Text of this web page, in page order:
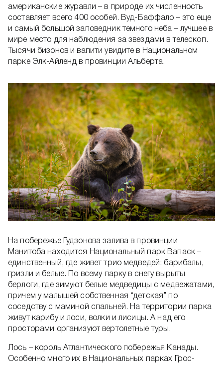
американские журавли – в природе их численность
составляет всего 400 особей. Вуд-Баффало – это еще
и самый большой заповедник темного неба – лучшее в
мире место для наблюдения за звездами в телескоп.
Тысячи бизонов и вапити увидите в Национальном
парке Элк-Айленд в провинции Альберта.
На побережье Гудзонова залива в провинции
Манитоба находится Национальный парк Вапаск –
единственный, где живет трио медведей: барибалы,
гризли и белые. По всему парку в снегу вырыты
берлоги, где зимуют белые медведицы с медвежатами,
причем у малышей собственная “детская” по
соседству с маминой спальней. На территории парка
живут карибу и лоси, волки и лисицы. А над его
просторами организуют вертолетные туры.
Лось – король Атлантического побережья Канады.
Особенно много их в Национальных парках Грос-